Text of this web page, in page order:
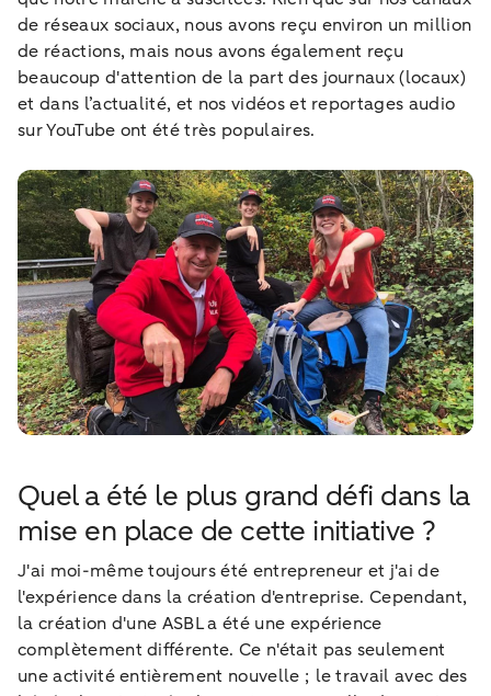
de réseaux sociaux, nous avons reçu environ un million
de réactions, mais nous avons également reçu
beaucoup d'attention de la part des journaux (locaux)
et dans l’actualité, et nos vidéos et reportages audio
sur YouTube ont été très populaires.
Quel a été le plus grand défi dans la
mise en place de cette initiative ?
J'ai moi-même toujours été entrepreneur et j'ai de
l'expérience dans la création d'entreprise. Cependant,
la création d'une ASBL a été une expérience
complètement différente. Ce n'était pas seulement
une activité entièrement nouvelle ; le travail avec des